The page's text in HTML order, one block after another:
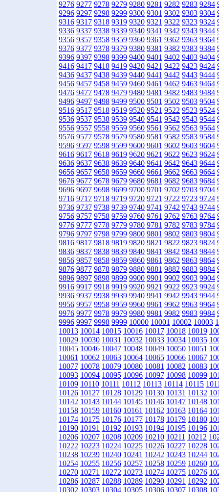
9276 9277 9278 9279 9280 9281 9282 9283 9284
9296 9297 9298 9299 9300 9301 9302 9303 9304
9316 9317 9318 9319 9320 9321 9322 9323 9324
9336 9337 9338 9339 9340 9341 9342 9343 9344
9356 9357 9358 9359 9360 9361 9362 9363 9364
9376 9377 9378 9379 9380 9381 9382 9383 9384
9396 9397 9398 9399 9400 9401 9402 9403 9404
9416 9417 9418 9419 9420 9421 9422 9423 9424
9436 9437 9438 9439 9440 9441 9442 9443 9444
9456 9457 9458 9459 9460 9461 9462 9463 9464
9476 9477 9478 9479 9480 9481 9482 9483 9484
9496 9497 9498 9499 9500 9501 9502 9503 9504
9516 9517 9518 9519 9520 9521 9522 9523 9524
9536 9537 9538 9539 9540 9541 9542 9543 9544
9556 9557 9558 9559 9560 9561 9562 9563 9564
9576 9577 9578 9579 9580 9581 9582 9583 9584
9596 9597 9598 9599 9600 9601 9602 9603 9604
9616 9617 9618 9619 9620 9621 9622 9623 9624
9636 9637 9638 9639 9640 9641 9642 9643 9644
9656 9657 9658 9659 9660 9661 9662 9663 9664
9676 9677 9678 9679 9680 9681 9682 9683 9684
9696 9697 9698 9699 9700 9701 9702 9703 9704
9716 9717 9718 9719 9720 9721 9722 9723 9724
9736 9737 9738 9739 9740 9741 9742 9743 9744
9756 9757 9758 9759 9760 9761 9762 9763 9764
9776 9777 9778 9779 9780 9781 9782 9783 9784
9796 9797 9798 9799 9800 9801 9802 9803 9804
9816 9817 9818 9819 9820 9821 9822 9823 9824
9836 9837 9838 9839 9840 9841 9842 9843 9844
9856 9857 9858 9859 9860 9861 9862 9863 9864
9876 9877 9878 9879 9880 9881 9882 9883 9884
9896 9897 9898 9899 9900 9901 9902 9903 9904
9916 9917 9918 9919 9920 9921 9922 9923 9924
9936 9937 9938 9939 9940 9941 9942 9943 9944
9956 9957 9958 9959 9960 9961 9962 9963 9964
9976 9977 9978 9979 9980 9981 9982 9983 9984
9996 9997 9998 9999 10000 10001 10002 10003
10013 10014 10015 10016 10017 10018 10019
10029 10030 10031 10032 10033 10034 10035
10045 10046 10047 10048 10049 10050 10051
10061 10062 10063 10064 10065 10066 10067
10077 10078 10079 10080 10081 10082 10083
10093 10094 10095 10096 10097 10098 10099
10109 10110 10111 10112 10113 10114 10115
10126 10127 10128 10129 10130 10131 10132
10142 10143 10144 10145 10146 10147 10148
10158 10159 10160 10161 10162 10163 10164
10174 10175 10176 10177 10178 10179 10180
10190 10191 10192 10193 10194 10195 10196
10206 10207 10208 10209 10210 10211 10212
10222 10223 10224 10225 10226 10227 10228
10238 10239 10240 10241 10242 10243 10244
10254 10255 10256 10257 10258 10259 10260
10270 10271 10272 10273 10274 10275 10276
10286 10287 10288 10289 10290 10291 10292
10302 10303 10304 10305 10306 10307 10308